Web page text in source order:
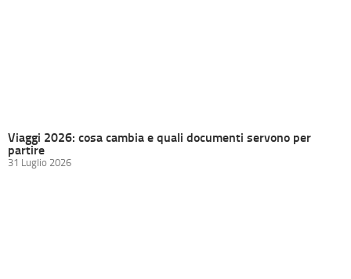
Viaggi 2026: cosa cambia e quali documenti servono per
partire
31 Luglio 2026